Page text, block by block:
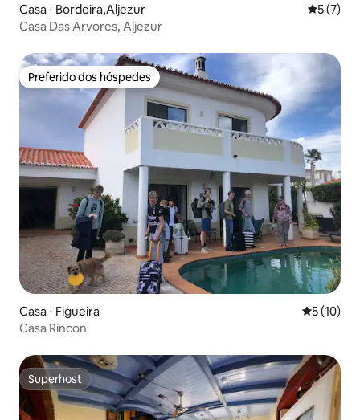
Casa ⋅ Bordeira,Aljezur 5 de
5 (7)
Casa Das Arvores, Aljezur
Preferido dos hóspedes
Preferido dos hóspedes
Casa ⋅ Figueira 5 de uma
5 (10)
Casa Rincon
Superhost
Superhost